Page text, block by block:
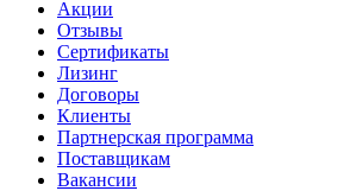
Акции
Отзывы
Сертификаты
Лизинг
Договоры
Клиенты
Партнерская программа
Поставщикам
Вакансии